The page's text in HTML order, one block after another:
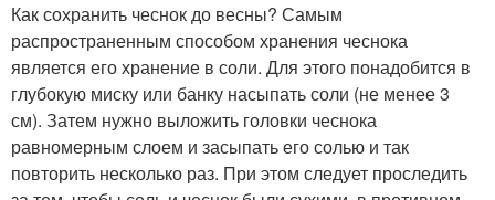
Как сохранить чеснок до весны? Самым
распространенным способом хранения чеснока
является его хранение в соли. Для этого понадобится в
глубокую миску или банку насыпать соли (не менее 3
см). Затем нужно выложить головки чеснока
равномерным слоем и засыпать его солью и так
повторить несколько раз. При этом следует проследить